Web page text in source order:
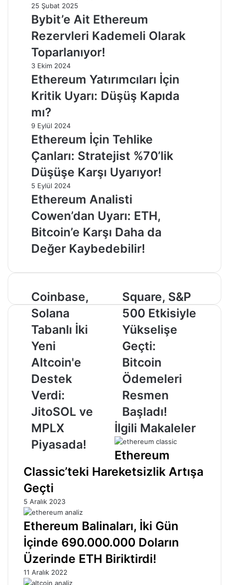
25 Şubat 2025
Bybit’e Ait Ethereum
Rezervleri Kademeli Olarak
Toparlanıyor!
3 Ekim 2024
Ethereum Yatırımcıları İçin
Kritik Uyarı: Düşüş Kapıda
mı?
9 Eylül 2024
Ethereum İçin Tehlike
Çanları: Stratejist %70’lik
Düşüşe Karşı Uyarıyor!
5 Eylül 2024
Ethereum Analisti
Cowen’dan Uyarı: ETH,
Bitcoin’e Karşı Daha da
Değer Kaybedebilir!
Coinbase,
Solana
Tabanlı
İki
Yeni
Altcoin'e
Destek
Verdi:
JitoSOL
ve
MPLX
Piyasada!
Coinbase,
Solana
Tabanlı İki
Yeni
Altcoin'e
Destek
Verdi:
JitoSOL ve
MPLX
Piyasada!
Square,
S&P
500
Etkisiyle
Yükselişe
Geçti:
Bitcoin
Ödemeleri
Resmen
Başladı!
Square, S&P
500 Etkisiyle
Yükselişe
Geçti:
Bitcoin
Ödemeleri
Resmen
Başladı!
İlgili Makaleler
Ethereum
Classic’teki Hareketsizlik Artışa
Geçti
5 Aralık 2023
Ethereum Balinaları, İki Gün
İçinde 690.000.000 Doların
Üzerinde ETH Biriktirdi!
11 Aralık 2022